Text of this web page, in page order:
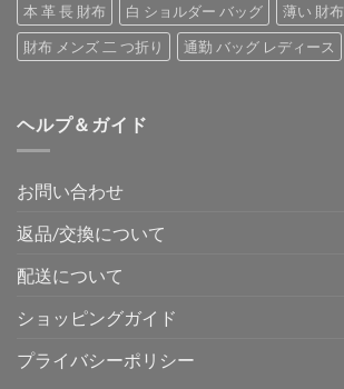
本 革 長 財布
白 ショルダー バッグ
薄い 財布
財布 メンズ 二 つ折り
通勤 バッグ レディース
ヘルプ＆ガイド
お問い合わせ
返品/交換について
配送について
ショッピングガイド
プライバシーポリシー